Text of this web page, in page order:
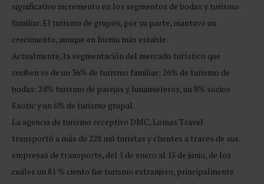
significativo incremento en los segmentos de bodas y turismo
familiar. El turismo de grupos, por su parte, mantuvo un
crecimiento, aunque en forma más estable.
Actualmente, la segmentación del mercado turístico que
reciben es de un 36% de turismo familiar; 26% de turismo de
bodas; 24% turismo de parejas y lunamieleros, un 8% socios
Exotic y un 6% de turismo grupal.
La agencia de turismo receptivo DMC, Lomas Travel
transportó a más de 228 mil turistas y clientes a través de sus
empresas de transporte, del 1 de enero al 15 de junio, de los
cuáles un 81 % ciento fue turismo extranjero, principalmente